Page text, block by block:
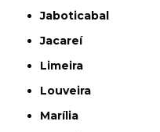
Jaboticabal
Jacareí
Limeira
Louveira
Marília